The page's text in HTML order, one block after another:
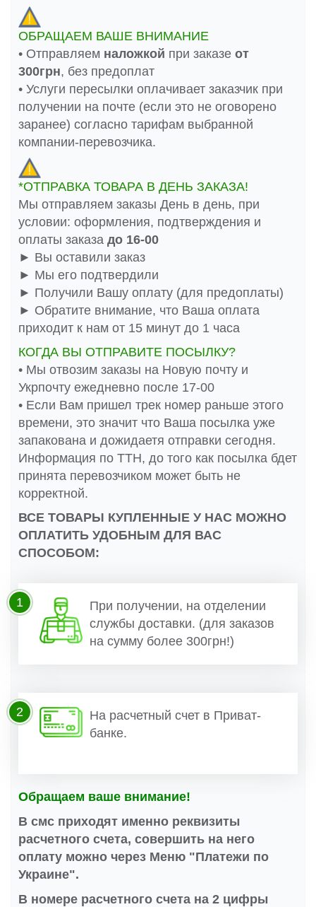
ОБРАЩАЕМ ВАШЕ ВНИМАНИЕ
• Отправляем наложкой при заказе от
300грн, без предоплат
• Услуги пересылки оплачивает заказчик при
получении на почте (если это не оговорено
заранее) согласно тарифам выбранной
компании-перевозчика.
*ОТПРАВКА ТОВАРА В ДЕНЬ ЗАКАЗА!
Мы отправляем заказы День в день, при
условии: оформления, подтверждения и
оплаты заказа до 16-00
► Вы оставили заказ
► Мы его подтвердили
► Получили Вашу оплату (для предоплаты)
► Обратите внимание, что Ваша оплата
приходит к нам от 15 минут до 1 часа
КОГДА ВЫ ОТПРАВИТЕ ПОСЫЛКУ?
• Мы отвозим заказы на Новую почту и
Укрпочту ежедневно после 17-00
• Если Вам пришел трек номер раньше этого
времени, это значит что Ваша посылка уже
запакована и дожидаетя отправки сегодня.
Информация по ТТН, до того как посылка бдет
принята перевозчиком может быть не
корректной.
ВСЕ ТОВАРЫ КУПЛЕННЫЕ У НАС МОЖНО
ОПЛАТИТЬ УДОБНЫМ ДЛЯ ВАС
СПОСОБОМ:
При получении, на отделении
службы доставки. (для заказов
на сумму более 300грн!)
1
На расчетный счет в Приват-
банке.
2
Обращаем ваше внимание!
В смс приходят именно реквизиты
расчетного счета, совершить на него
оплату можно через Меню "Платежи по
Украине".
В номере расчетного счета на 2 цифры